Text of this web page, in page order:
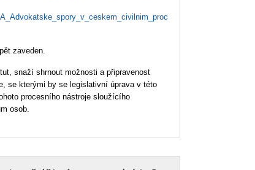
zaveden.
snaží shrnout možnosti a připravenost
se kterými by se legislativní úprava v této
procesního nástroje sloužícího
osob.